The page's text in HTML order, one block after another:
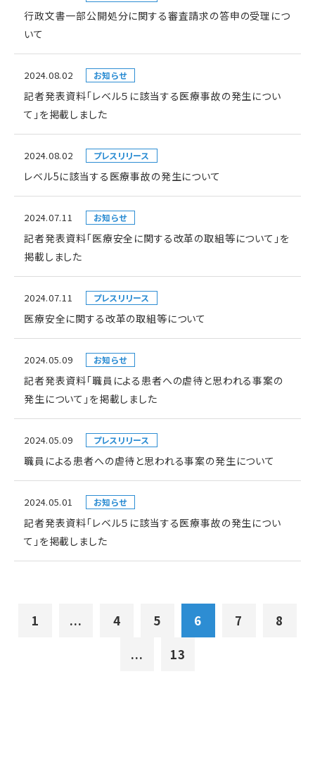
行政文書一部公開処分に関する審査請求の答申の受理につ
いて
2024.08.02 お知らせ
記者発表資料「レベル５に該当する医療事故の発生につい
て」を掲載しました
2024.08.02 プレスリリース
レベル5に該当する医療事故の発生について
2024.07.11 お知らせ
記者発表資料「医療安全に関する改革の取組等について」を
掲載しました
2024.07.11 プレスリリース
医療安全に関する改革の取組等について
2024.05.09 お知らせ
記者発表資料「職員による患者への虐待と思われる事案の
発生について」を掲載しました
2024.05.09 プレスリリース
職員による患者への虐待と思われる事案の発生について
2024.05.01 お知らせ
記者発表資料「レベル５に該当する医療事故の発生につい
て」を掲載しました
1 ... 4 5 6 7
8
...
13